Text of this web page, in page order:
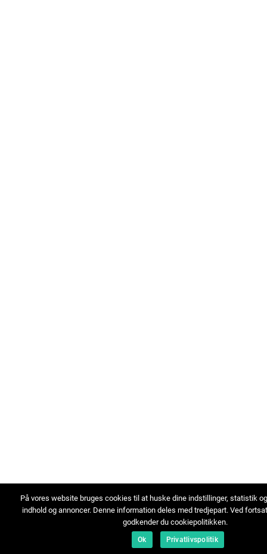
På vores website bruges cookies til at huske dine indstillinger, statistik
indhold og annoncer. Denne information deles med tredjepart. Ved
godkender du cookiepolitikken.
Ok Privatlivspolitik